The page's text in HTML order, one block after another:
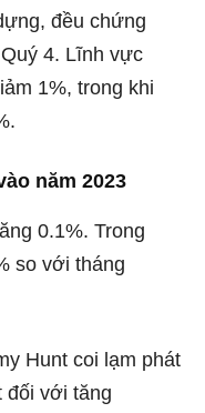
đều chứng
4. Lĩnh vực
1%, trong khi
năm 2023
0.1%. Trong
so với tháng
Hunt coi lạm phát
đối với tăng